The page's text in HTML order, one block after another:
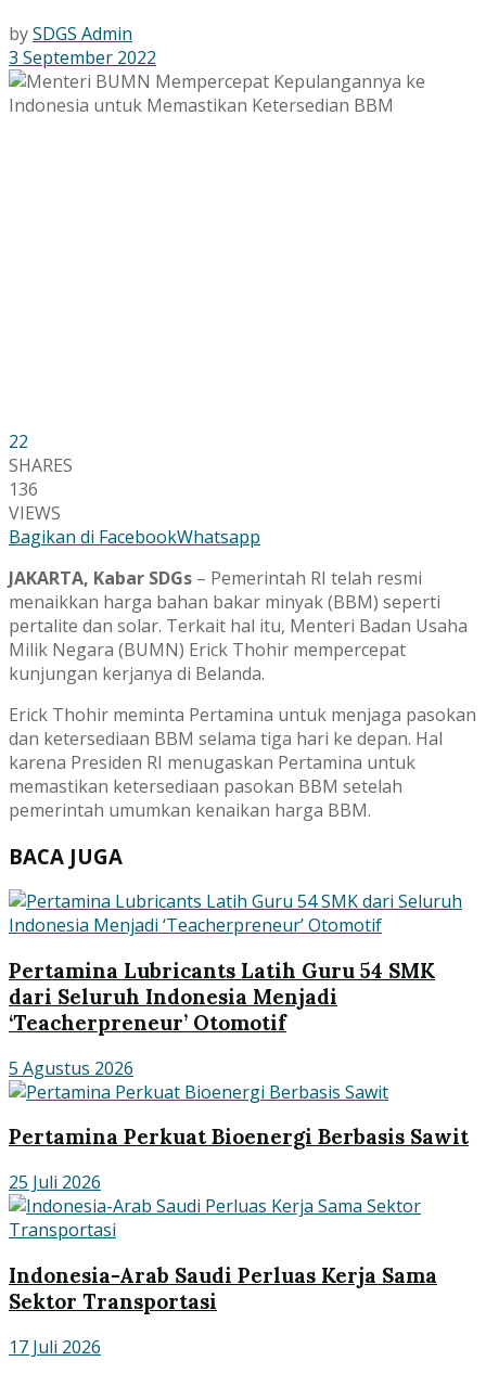
bySDGS Admin
3 September 2022
22
SHARES
136
VIEWS
Bagikan di FacebookWhatsapp
JAKARTA, Kabar SDGs – Pemerintah RI telah resmi
menaikkan harga bahan bakar minyak (BBM) seperti
pertalite dan solar. Terkait hal itu, Menteri Badan Usaha
Milik Negara (BUMN) Erick Thohir mempercepat
kunjungan kerjanya di Belanda.
Erick Thohir meminta Pertamina untuk menjaga pasokan
dan ketersediaan BBM selama tiga hari ke depan. Hal
karena Presiden RI menugaskan Pertamina untuk
memastikan ketersediaan pasokan BBM setelah
pemerintah umumkan kenaikan harga BBM.
BACA JUGA
Pertamina Lubricants Latih Guru 54 SMK
dari Seluruh Indonesia Menjadi
‘Teacherpreneur’ Otomotif
5 Agustus 2026
Pertamina Perkuat Bioenergi Berbasis Sawit
25 Juli 2026
Indonesia-Arab Saudi Perluas Kerja Sama
Sektor Transportasi
17 Juli 2026